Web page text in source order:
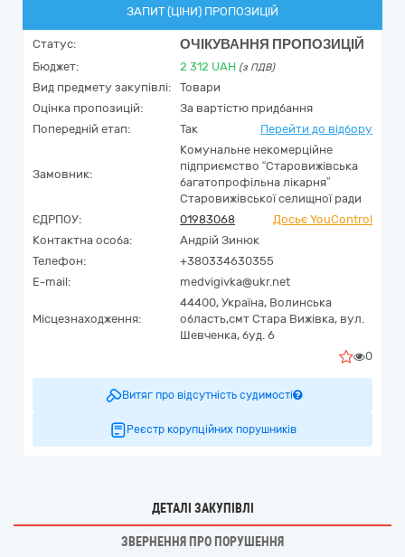
ЗАПИТ (ЦІНИ) ПРОПОЗИЦІЙ
Статус: ОЧІКУВАННЯ ПРОПОЗИЦІЙ
Бюджет: 2 312 UAH (з ПДВ)
Вид предмету закупівлі:
Товари
Оцінка пропозицій:
За вартістю придбання
Попередній етап:
Так Перейти до відбору
Замовник:
Комунальне некомерційне
підприємство “Старовижівська
багатопрофільна лікарня”
Старовижівської селищної ради
ЄДРПОУ:
01983068
Досьє YouControl
Контактна особа:
Андрій Зинюк
Телефон:
+380334630355
E-mail:
medvigivka@ukr.net
Місцезнаходження:
44400, Україна, Волинська
область,смт Стара Вижівка, вул.
Шевченка, буд. 6
0
Витяг про відсутність судимості
Реєстр корупційних порушників
ДЕТАЛІ ЗАКУПІВЛІ
ЗВЕРНЕННЯ ПРО ПОРУШЕННЯ